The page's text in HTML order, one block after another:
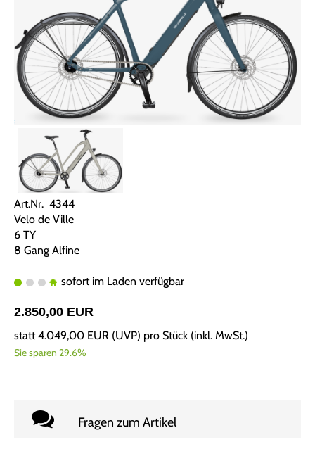
Art.Nr. 4344
Velo de Ville
6 TY
8 Gang Alfine
sofort im Laden verfügbar
2.850,00 EUR
statt4.049,00 EUR (UVP) pro Stück (inkl. MwSt.)
Sie sparen 29.6%
Fragen zum Artikel